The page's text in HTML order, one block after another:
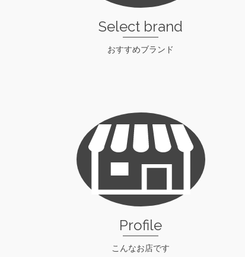
Select brand
おすすめブランド
Profile
こんなお店です